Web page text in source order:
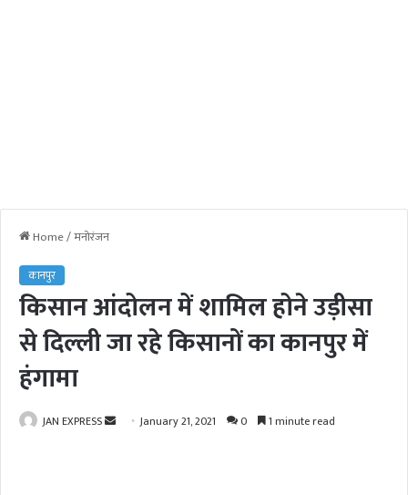
Home/मनोरंजन
कानपुर
किसान आंदोलन में शामिल होने उड़ीसा
से दिल्ली जा रहे किसानों का कानपुर में
हंगामा
JAN EXPRESS January 21, 2021 0 1 minute read